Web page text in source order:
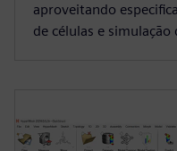
aproveitando
de células e